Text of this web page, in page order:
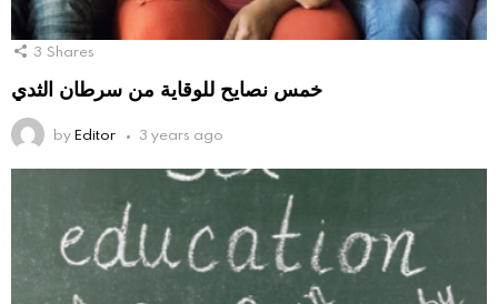
3 Shares
خمس نصايح للوقاية من سرطان الثدي
byEditor 3 years ago